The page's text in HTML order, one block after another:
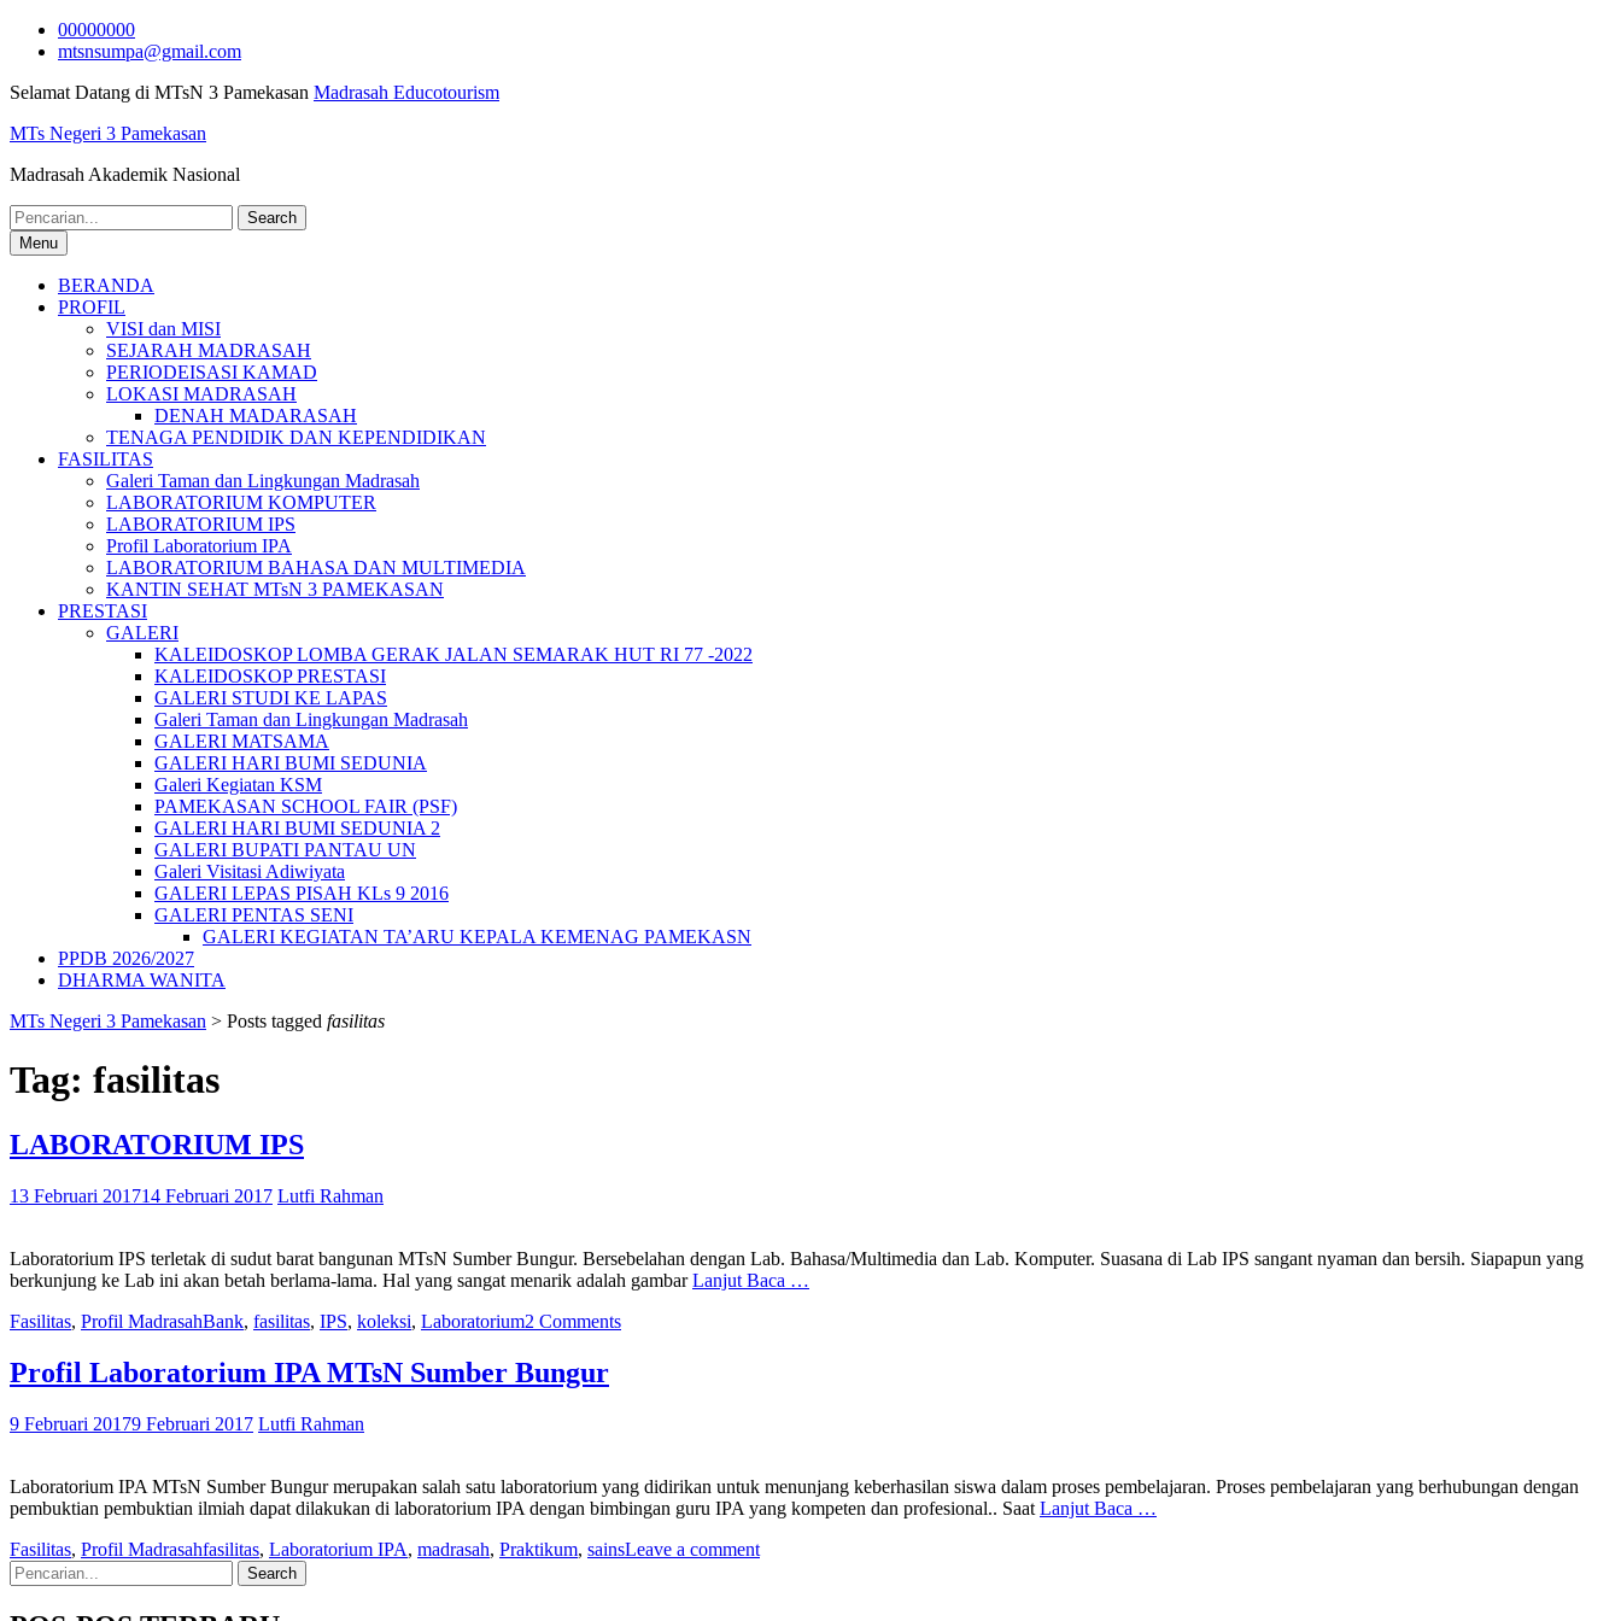
Skip
00000000
mtsnsumpa@gmail.com
Selamat Datang di MTsN 3 Pamekasan Madrasah Educotourism
MTs Negeri 3 Pamekasan
Madrasah Akademik Nasional
Search
for:Menu
BERANDA
PROFIL
VISI dan MISI
SEJARAH MADRASAH
PERIODEISASI KAMAD
LOKASI MADRASAH
DENAH MADARASAH
TENAGA PENDIDIK DAN KEPENDIDIKAN
FASILITAS
Galeri Taman dan Lingkungan Madrasah
LABORATORIUM KOMPUTER
LABORATORIUM IPS
Profil Laboratorium IPA
LABORATORIUM BAHASA DAN MULTIMEDIA
KANTIN SEHAT MTsN 3 PAMEKASAN
PRESTASI
GALERI
KALEIDOSKOP LOMBA GERAK JALAN SEMARAK HUT RI 77 -2022
KALEIDOSKOP PRESTASI
GALERI STUDI KE LAPAS
Galeri Taman dan Lingkungan Madrasah
GALERI MATSAMA
GALERI HARI BUMI SEDUNIA
Galeri Kegiatan KSM
PAMEKASAN SCHOOL FAIR (PSF)
GALERI HARI BUMI SEDUNIA 2
GALERI BUPATI PANTAU UN
Galeri Visitasi Adiwiyata
GALERI LEPAS PISAH KLs 9 2016
GALERI PENTAS SENI
GALERI KEGIATAN TA’ARU KEPALA KEMENAG PAMEKASN
PPDB 2026/2027
DHARMA WANITA
MTs Negeri 3 Pamekasan > Posts tagged fasilitas
Tag: fasilitas
LABORATORIUM IPS
13 Februari 201714 Februari 2017 Lutfi Rahman
Laboratorium IPS terletak di sudut barat bangunan MTsN Sumber Bungur. Bersebelahan dengan Lab. Bahasa/Multimedia dan Lab. Komputer. Suasana di Lab IPS sangant nyaman dan bersih. Siapapun yang
berkunjung ke Lab ini akan betah berlama-lama. Hal yang sangat menarik adalah gambarLanjut Baca …
Fasilitas, Profil MadrasahBank, fasilitas, IPS, koleksi, Laboratorium2 Comments
Profil Laboratorium IPA MTsN Sumber Bungur
9 Februari 20179 Februari 2017 Lutfi Rahman
Laboratorium IPA MTsN Sumber Bungur merupakan salah satu laboratorium yang didirikan untuk menunjang keberhasilan siswa dalam proses pembelajaran. Proses pembelajaran yang berhubungan dengan
pembuktian pembuktian ilmiah dapat dilakukan di laboratorium IPA dengan bimbingan guru IPA yang kompeten dan profesional.. Saat Lanjut Baca …
Fasilitas, Profil Madrasahfasilitas, Laboratorium IPA, madrasah, Praktikum, sainsLeave a comment
Search
for: